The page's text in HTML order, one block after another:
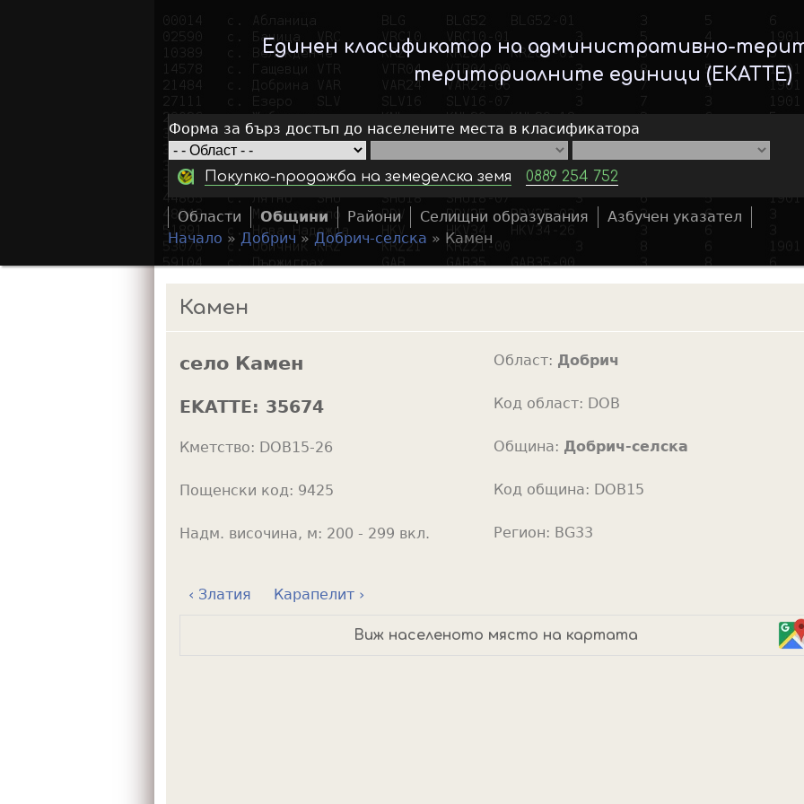
Skip
to
main
Единен класификатор на административно-
териториалните единици (ЕКАТТЕ)
Форма за бърз достъп до населените места в класификатора
Покупко-продажба на земеделска земя 0889 254 752
a
c
Области Общини Райони Селищни образувания Азбучен указател
o
Начало »Добрич » Добрич-селска » Камен
Камен
село Камен
EKATTE: 35674
Кметство: DOB15-26
Пощенски код: 9425
Надм. височина, м: 200 - 299 вкл.
Област: Добрич
Код област: DOB
Община: Добрич-селска
Код община: DOB15
Регион: BG33
‹ Златия Карапелит ›
Виж населеното място на картата